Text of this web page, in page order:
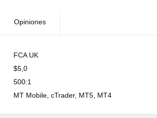
Opiniones
FCA UK
$5,0
500:1
MT Mobile, cTrader, MT5, MT4